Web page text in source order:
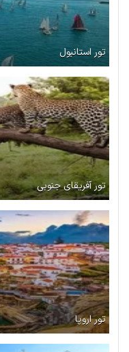
تور استانبول
تور آفریقای جنوبی
تور اروپا